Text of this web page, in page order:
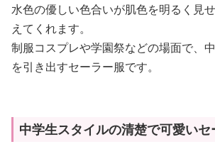
水色の優しい色合いが肌色を明るく見
えてくれます。
制服コスプレや学園祭などの場面で、
を引き出すセーラー服です。
中学生スタイルの清楚で可愛いセ